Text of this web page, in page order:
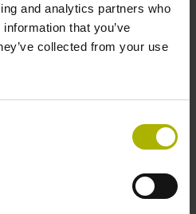
and analytics partners who
that you’ve
collected from your use
2-fach, verzinnt